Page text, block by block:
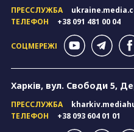
ПРЕССЛУЖБА
ТЕЛЕФОН
+38 091 481 00 04
СОЦМЕРЕЖІ
Харків, вул. Свободи 5,
ПРЕССЛУЖБА
ТЕЛЕФОН
+38 093 604 01 01